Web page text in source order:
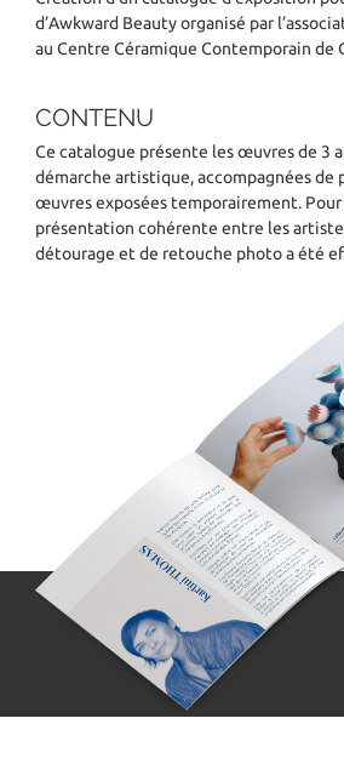
d’Awkward Beauty organisé par
au Centre Céramique Contemporain de
CONTENU
Ce catalogue présente les œuvres de 3
démarche artistique, accompagnées de
œuvres exposées temporairement.
présentation cohérente entre les
détourage et de retouche photo a été